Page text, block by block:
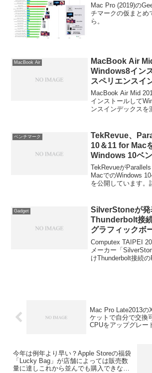
Mac Pro (2019)の
チマークの仮まとめ
ら。
MacBook Air
MacBook Air
Windows8イン
スペリエンスイ
てみた
MacBook Air Mid
インストールして
ンスインデックスを
コアはかなり高い。
ベンチマーク
TekRevue、
10＆11 for Mac
Windows 10ベ
を公開。パフォ
改善で起動時間
TekRevueが
MacでのWindows
を公開しています。
Gadget
SilverStoneが発
Thunderbolt接
グラフィックボ
T004が面白そう
Computex TAIPEI
メーカー「
けThunderbolt接続
Mac Pro Late2013の
ケットで自分で交換
CPUをアップグレー
今年は例年より早い？Apple Storeの福袋
「Lucky Bag」が店舗によっては販売数
量に達しこれから並んでも購入できな